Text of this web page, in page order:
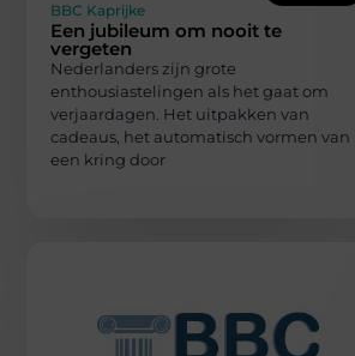
BBC Kaprijke
Een jubileum om nooit te
vergeten
Nederlanders zijn grote
enthousiastelingen als het gaat om
verjaardagen. Het uitpakken van
cadeaus, het automatisch vormen van
een kring door